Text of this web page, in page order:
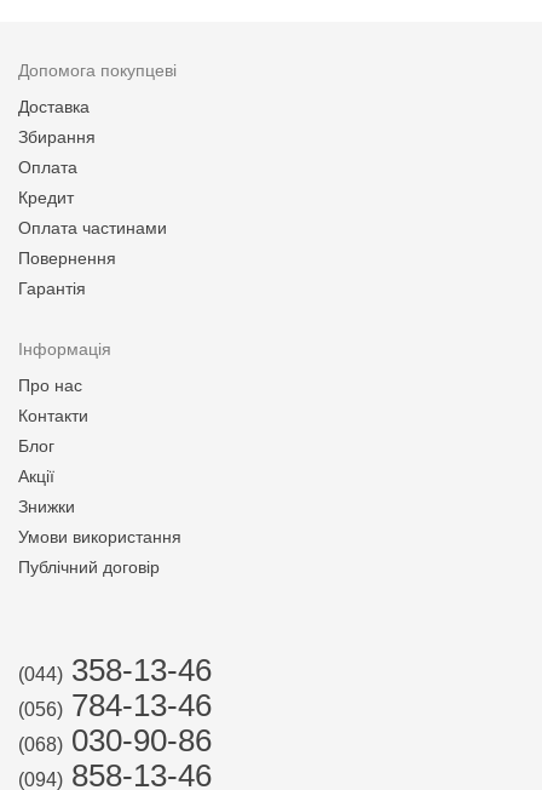
Допомога покупцеві
Доставка
Збирання
Оплата
Кредит
Оплата частинами
Повернення
Гарантія
Інформація
Про нас
Контакти
Блог
Акції
Знижки
Умови використання
Публічний договір
(044) 358-13-46
(056) 784-13-46
(068) 030-90-86
(094) 858-13-46